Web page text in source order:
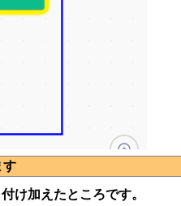
す
け加えたところです。